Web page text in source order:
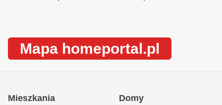
Mapa homeportal.pl
Mieszkania Domy